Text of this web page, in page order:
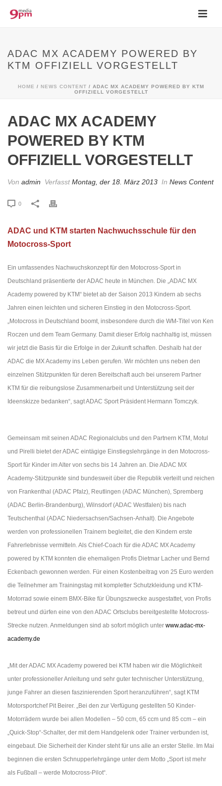
ADAC MX ACADEMY POWERED BY
KTM OFFIZIELL VORGESTELLT
HOME / NEWS CONTENT / ADAC MX ACADEMY POWERED BY KTM
OFFIZIELL VORGESTELLT
ADAC MX ACADEMY
POWERED BY KTM
OFFIZIELL VORGESTELLT
Von admin VerfasstMontag, der 18. März 2013 In News Content
0
ADAC und KTM starten Nachwuchsschule für den
Motocross-Sport
Ein umfassendes Nachwuchskonzept für den Motocross-Sport in
Deutschland präsentierte der ADAC heute in München. Die „ADAC MX
Academy powered by KTM“ bietet ab der Saison 2013 Kindern ab sechs
Jahren einen leichten und sicheren Einstieg in den Motocross-Sport.
„Motocross in Deutschland boomt, insbesondere durch die WM-Titel von Ken
Roczen und dem Team Germany. Damit dieser Erfolg nachhaltig ist, müssen
wir jetzt die Basis für die Erfolge in der Zukunft schaffen. Deshalb hat der
ADAC die MX Academy ins Leben gerufen. Wir möchten uns neben den
einzelnen Stützpunkten für deren Bereitschaft auch bei unserem Partner
KTM für die reibungslose Zusammenarbeit und Unterstützung seit der
Ideenskizze bedanken“, sagt ADAC Sport Präsident Hermann Tomczyk.
Gemeinsam mit seinen ADAC Regionalclubs und den Partnern KTM, Motul
und Pirelli bietet der ADAC eintägige Einstiegslehrgänge in den Motocross-
Sport für Kinder im Alter von sechs bis 14 Jahren an. Die ADAC MX
Academy-Stützpunkte sind bundesweit über die Republik verteilt und reichen
von Frankenthal (ADAC Pfalz), Reutlingen (ADAC München), Spremberg
(ADAC Berlin-Brandenburg), Wilnsdorf (ADAC Westfalen) bis nach
Teutschenthal (ADAC Niedersachsen/Sachsen-Anhalt). Die Angebote
werden von professionellen Trainern begleitet, die den Kindern erste
Fahrerlebnisse vermitteln. Als Chief-Coach für die ADAC MX Academy
powered by KTM konnten die ehemaligen Profis Dietmar Lacher und Bernd
Eckenbach gewonnen werden. Für einen Kostenbeitrag von 25 Euro werden
die Teilnehmer am Trainingstag mit kompletter Schutzkleidung und KTM-
Motorrad sowie einem BMX-Bike für Übungszwecke ausgestattet, von Profis
betreut und dürfen eine von den ADAC Ortsclubs bereitgestellte Motocross-
Strecke nutzen. Anmeldungen sind ab sofort möglich unter www.adac-mx-
academy.de
„Mit der ADAC MX Academy powered bei KTM haben wir die Möglichkeit
unter professioneller Anleitung und sehr guter technischer Unterstützung,
junge Fahrer an diesen faszinierenden Sport heranzuführen“, sagt KTM
Motorsportchef Pit Beirer. „Bei den zur Verfügung gestellten 50 Kinder-
Motorrädern wurde bei allen Modellen – 50 ccm, 65 ccm und 85 ccm – ein
„Quick-Stop“-Schalter, der mit dem Handgelenk oder Trainer verbunden ist,
eingebaut. Die Sicherheit der Kinder steht für uns alle an erster Stelle. Im Mai
beginnen die ersten Schnupperlehrgänge unter dem Motto „Sport ist mehr
als Fußball – werde Motocross-Pilot“.